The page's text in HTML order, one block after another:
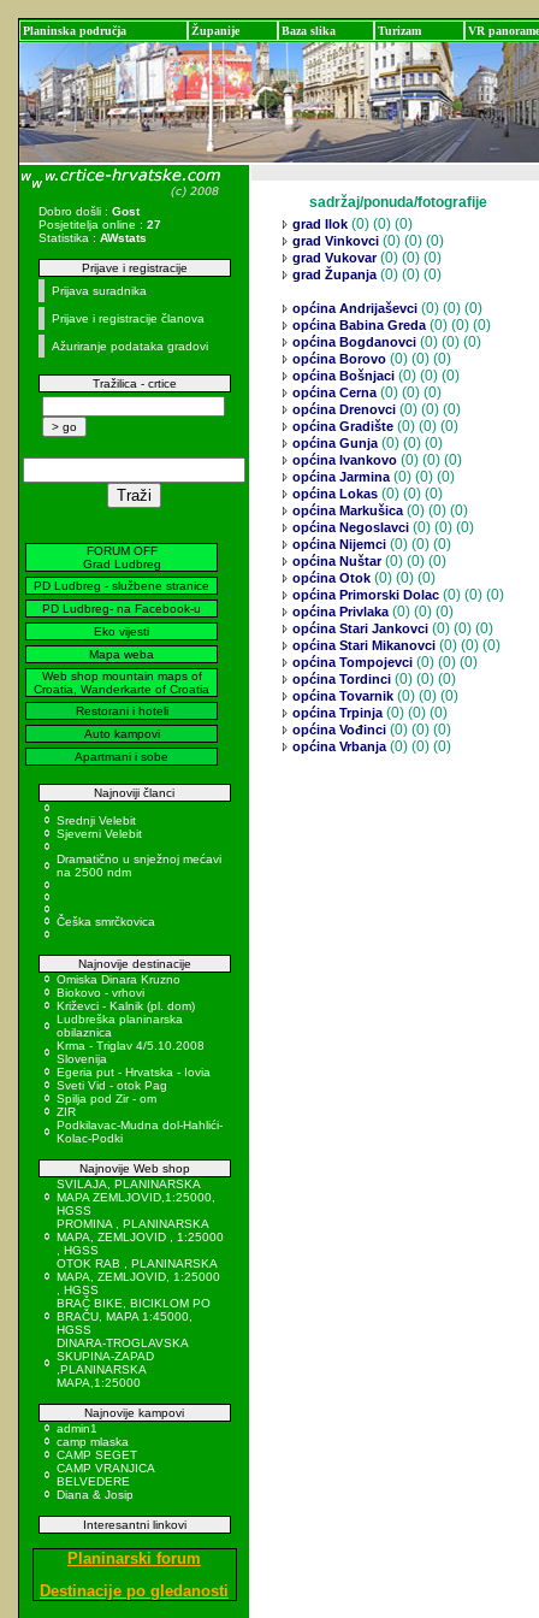
Planinska područja Županije Baza slika Turizam VR panorame
Dobro došli : Gost
Posjetitelja online : 27
Statistika : AWstats
Prijave i registracije
Prijava suradnika
Prijave i registracije članova
Ažuriranje podataka gradovi
Tražilica - crtice
FORUM OFF
Grad Ludbreg
PD Ludbreg - službene stranice
PD Ludbreg- na Facebook-u
Eko vijesti
Mapa weba
Web shop mountain maps of
Croatia, Wanderkarte of Croatia
Restorani i hoteli
Auto kampovi
Apartmani i sobe
Najnoviji članci
Srednji Velebit
Sjeverni Velebit
Dramatično u snježnoj mećavi
na 2500 ndm
Češka smrčkovica
Najnovije destinacije
Omiska Dinara Kruzno
Biokovo - vrhovi
Križevci - Kalnik (pl. dom)
Ludbreška planinarska
obilaznica
Krma - Triglav 4/5.10.2008
Slovenija
Egeria put - Hrvatska - Iovia
Sveti Vid - otok Pag
Spilja pod Zir - om
ZIR
Podkilavac-Mudna dol-Hahlići-
Kolac-Podki
Najnovije Web shop
SVILAJA, PLANINARSKA
MAPA ZEMLJOVID,1:25000,
HGSS
PROMINA , PLANINARSKA
MAPA, ZEMLJOVID , 1:25000
, HGSS
OTOK RAB , PLANINARSKA
MAPA, ZEMLJOVID, 1:25000
, HGSS
BRAČ BIKE, BICIKLOM PO
BRAČU, MAPA 1:45000,
HGSS
DINARA-TROGLAVSKA
SKUPINA-ZAPAD
,PLANINARSKA
MAPA,1:25000
Najnovije kampovi
admin1
camp mlaska
CAMP SEGET
CAMP VRANJICA
BELVEDERE
Diana & Josip
Interesantni linkovi
Planinarski forum
Destinacije po gledanosti
sadržaj/ponuda/fotografije
grad Ilok (0) (0) (0)
grad Vinkovci (0) (0) (0)
grad Vukovar(0) (0) (0)
grad Županja(0) (0) (0)
općina Andrijaševci (0) (0) (0)
općina Babina Greda(0) (0) (0)
općina Bogdanovci (0) (0) (0)
općina Borovo (0) (0) (0)
općina Bošnjaci (0) (0) (0)
općina Cerna(0) (0) (0)
općina Drenovci (0) (0) (0)
općina Gradište (0) (0) (0)
općina Gunja(0) (0) (0)
općina Ivankovo (0) (0) (0)
općina Jarmina(0) (0) (0)
općina Lokas (0) (0) (0)
općina Markušica(0) (0) (0)
općina Negoslavci (0) (0) (0)
općina Nijemci (0) (0) (0)
općina Nuštar(0) (0) (0)
općina Otok (0) (0) (0)
općina Primorski Dolac (0) (0) (0)
općina Privlaka(0) (0) (0)
općina Stari Jankovci (0) (0) (0)
općina Stari Mikanovci (0) (0) (0)
općina Tompojevci (0) (0) (0)
općina Tordinci (0) (0) (0)
općina Tovarnik (0) (0) (0)
općina Trpinja(0) (0) (0)
općina Vođinci (0) (0) (0)
općina Vrbanja(0) (0) (0)